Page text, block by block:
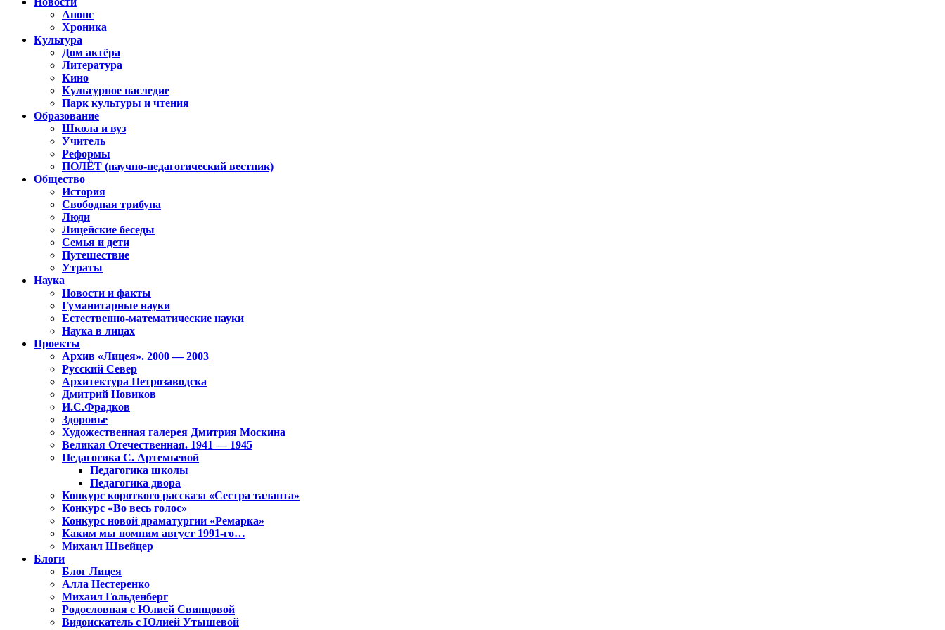
Анонс
Хроника
Культура
Дом актёра
Литература
Кино
Культурное наследие
Парк культуры и чтения
Образование
Школа и вуз
Учитель
Реформы
ПОЛЁТ (научно-педагогический вестник)
Общество
История
Свободная трибуна
Люди
Лицейские беседы
Семья и дети
Путешествие
Утраты
Наука
Новости и факты
Гуманитарные науки
Естественно-математические науки
Наука в лицах
Проекты
Архив «Лицея». 2000 — 2003
Русский Север
Архитектура Петрозаводска
Дмитрий Новиков
И.С.Фрадков
Здоровье
Художественная галерея Дмитрия Москина
Великая Отечественная. 1941 — 1945
Педагогика С. Артемьевой
Педагогика школы
Педагогика двора
Конкурс короткого рассказа «Сестра таланта»
Конкурс «Во весь голос»
Конкурс новой драматургии «Ремарка»
Каким мы помним август 1991-го…
Михаил Швейцер
Блоги
Блог Лицея
Алла Нестеренко
Михаил Гольденберг
Родословная с Юлией Свинцовой
Видоискатель с Юлией Утышевой